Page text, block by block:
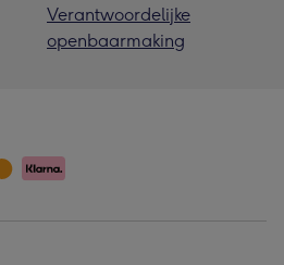
Verantwoordelijke
openbaarmaking